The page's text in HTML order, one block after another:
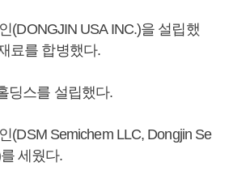
(DONGJIN USA INC.)을 설립했
료를 합병했다.
딩스를 설립했다.
(DSM Semichem LLC, Dongjin Se
세웠다.